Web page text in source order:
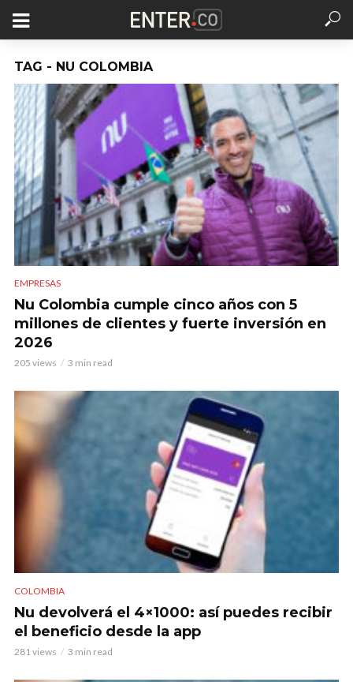
TAG - NU COLOMBIA
EMPRESAS
Nu Colombia cumple cinco años con 5
millones de clientes y fuerte inversión en
2026
205 views 3 min read
COLOMBIA
Nu devolverá el 4×1000: así puedes recibir
el beneficio desde la app
281 views 3 min read